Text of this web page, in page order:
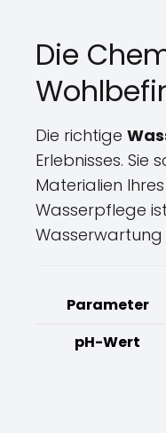
Die
Die richtige
Erlebnisses.
Materialien
Wasserpflege
Parameter
pH-Wert